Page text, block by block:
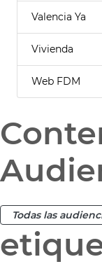
Valencia Ya
Vivienda
Web FDM
Todas las